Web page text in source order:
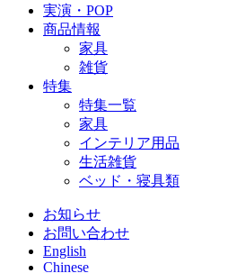
実演・POP
商品情報
家具
雑貨
特集
特集一覧
家具
インテリア用品
生活雑貨
ベッド・寝具類
お知らせ
お問い合わせ
English
Chinese